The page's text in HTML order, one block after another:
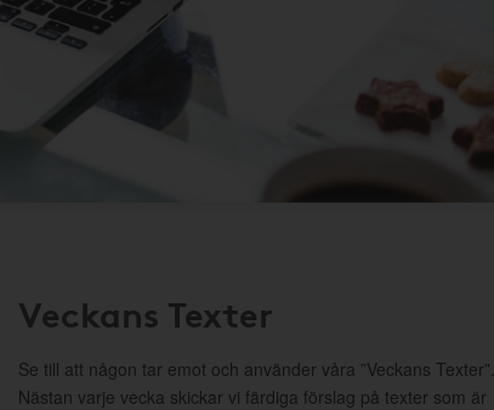
Veckans Texter
Se till att någon tar emot och använder våra ”Veckans Texter”.
Nästan varje vecka skickar vi färdiga förslag på texter som är